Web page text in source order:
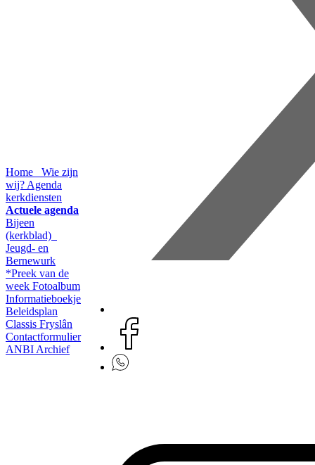
Home
Wie zijn
wij? Agenda
kerkdiensten
Actuele agenda
Bijeen
(kerkblad)
Jeugd- en
Bernewurk
*Preek van de
week Fotoalbum
Informatieboekje
Beleidsplan
Classis Fryslân
Contactformulier
ANBI Archief